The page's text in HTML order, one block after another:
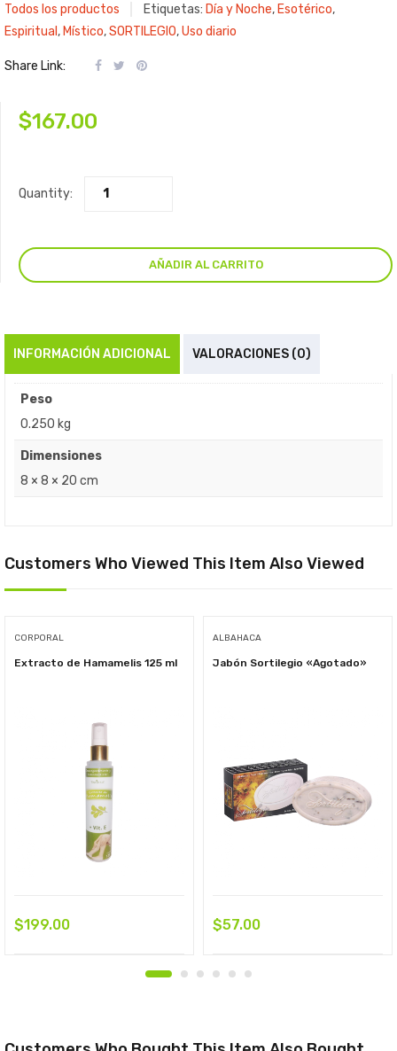
Todos los productos
Etiquetas: Día y Noche, Esotérico,
Espiritual , Místico,SORTILEGIO,Uso diario
Share Link:
$167.00
Quantity:
AÑADIR AL CARRITO
INFORMACIÓN ADICIONAL VALORACIONES (0)
Peso
0.250 kg
Dimensiones
8 × 8 × 20 cm
Customers Who Viewed This Item Also Viewed
CORPORAL
Extracto de Hamamelis 125 ml
$199.00
ALBAHACA
Jabón Sortilegio «Agotado»
$57.00